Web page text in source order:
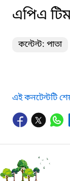
এপিএ
কন্টেন্ট: পাতা
এই কনটেন্টটি